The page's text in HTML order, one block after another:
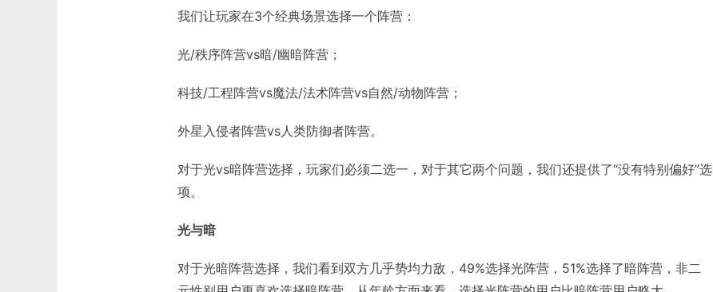
我们让玩家在3个经典场景选择一个阵营：
光/秩序阵营vs暗/幽暗阵营；
科技/工程阵营vs魔法/法术阵营vs自然/动物阵营；
外星入侵者阵营vs人类防御者阵营。
对于光vs暗阵营选择，玩家们必须二选一，对于其它两个问题，我们还提供了“没有特别偏好”选
项。
光与暗
对于光暗阵营选择，我们看到双方几乎势均力敌，49%选择光阵营，51%选择了暗阵营，非二